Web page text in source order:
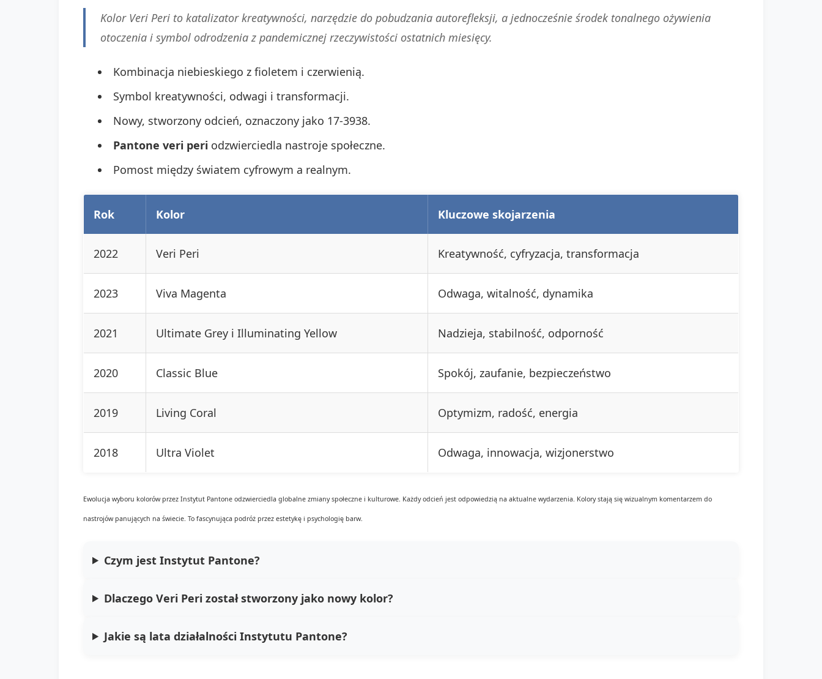
Kolor Veri Peri to katalizator kreatywności, narzędzie do pobudzania autorefleksji, a jednocześnie środek tonalnego ożywienia
otoczenia i symbol odrodzenia z pandemicznej rzeczywistości ostatnich miesięcy.
Kombinacja niebieskiego z fioletem i czerwienią.
Symbol kreatywności, odwagi i transformacji.
Nowy, stworzony odcień, oznaczony jako 17-3938.
Pantone veri peri odzwierciedla nastroje społeczne.
Pomost między światem cyfrowym a realnym.
Rok Kolor Kluczowe skojarzenia
2022 Veri Peri Kreatywność, cyfryzacja, transformacja
2023 Viva Magenta Odwaga, witalność, dynamika
2021 Ultimate Grey i Illuminating Yellow Nadzieja, stabilność, odporność
2020 Classic Blue Spokój, zaufanie, bezpieczeństwo
2019 Living Coral Optymizm, radość, energia
2018 Ultra Violet Odwaga, innowacja, wizjonerstwo
Ewolucja wyboru kolorów przez Instytut Pantone odzwierciedla globalne zmiany społeczne i kulturowe. Każdy odcień jest odpowiedzią na aktualne wydarzenia. Kolory stają się wizualnym komentarzem do
nastrojów panujących na świecie. To fascynująca podróż przez estetykę i psychologię barw.
Czym jest Instytut Pantone?
Dlaczego Veri Peri został stworzony jako nowy kolor?
Jakie są lata działalności Instytutu Pantone?